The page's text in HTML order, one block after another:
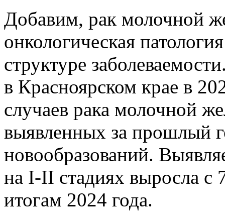
Добавим, рак молочной
онкологическая
структуре
в Красноярском крае в
случаев рака молочной
выявленных за прошлый
новообразований.
на I-II стадиях выросла с
итогам 2024 года.